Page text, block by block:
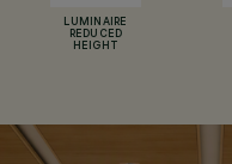
LUMINAIRE
REDUCED
HEIGHT